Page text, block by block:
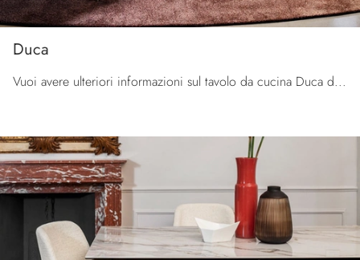
Duca
Vuoi avere ulteriori informazioni sul tavolo da cucina Duca di Calligaris? Clicca e scopri di più sui modelli allungabili del marchio.